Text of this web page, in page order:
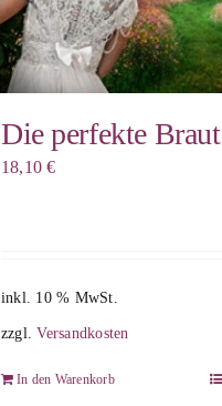
Die perfekte Braut
18,10€
inkl. 10 % MwSt.
zzgl.Versandkosten
In den Warenkorb